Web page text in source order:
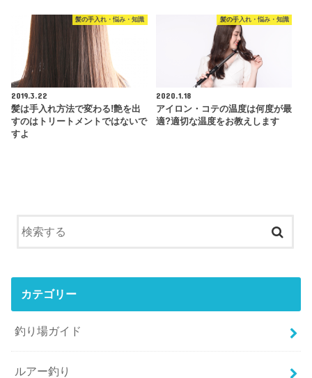
髪の手入れ・悩み・知識
2019.3.22
髪は手入れ方法で変わる!艶を出
すのはトリートメントではないで
すよ
髪の手入れ・悩み・知識
2020.1.18
アイロン・コテの温度は何度が最
適?適切な温度をお教えします
カテゴリー
釣り場ガイド
ルアー釣り